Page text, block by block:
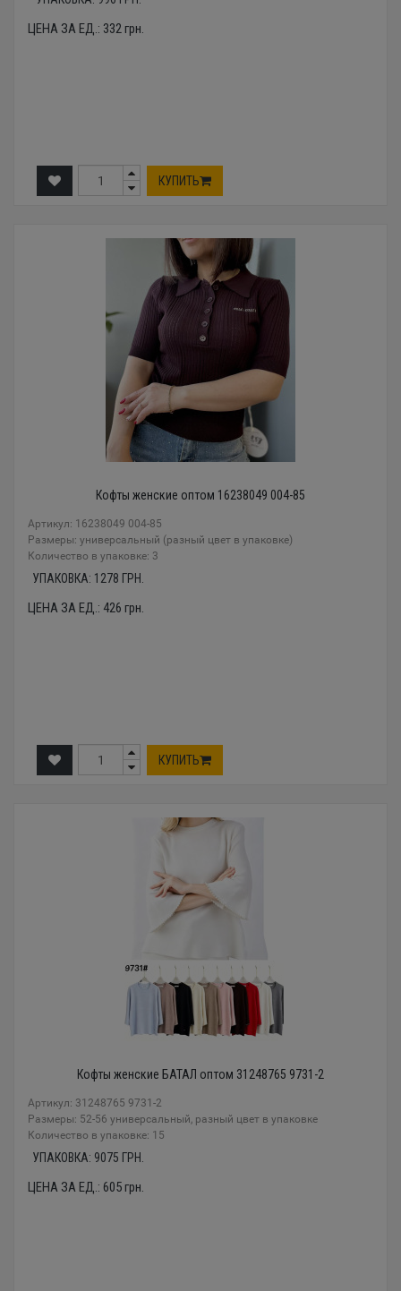
ЦЕНА ЗА ЕД.: 332грн.
КУПИТЬ
Кофты женские оптом 16238049 004-85
Артикул: 16238049 004-85
Размеры: универсальный (разный цвет в упаковке)
Количество в упаковке: 3
УПАКОВКА: 1278 ГРН.
ЦЕНА ЗА ЕД.: 426 грн.
КУПИТЬ
Кофты женские БАТАЛ оптом 31248765 9731-2
Артикул: 31248765 9731-2
Размеры: 52-56 универсальный, разный цвет в упаковке
Количество в упаковке: 15
УПАКОВКА: 9075 ГРН.
ЦЕНА ЗА ЕД.: 605грн.